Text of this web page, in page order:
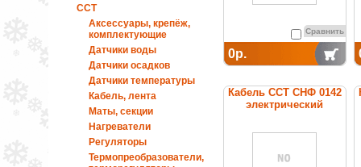
ССТ
Аксессуары, крепёж,
комплектующие
Датчики воды
Датчики осадков
Датчики температуры
Кабель, лента
Маты, секции
Нагреватели
Регуляторы
Термопреобразователи,
Сравнить
0р.
Кабель ССТ СНФ 0142
электрический